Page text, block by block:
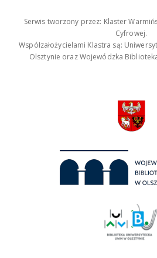
Serwis tworzony przez: Klaster
Cyfrowej.
Współzałożycielami Klastra są:
Olsztynie oraz Wojewódzka